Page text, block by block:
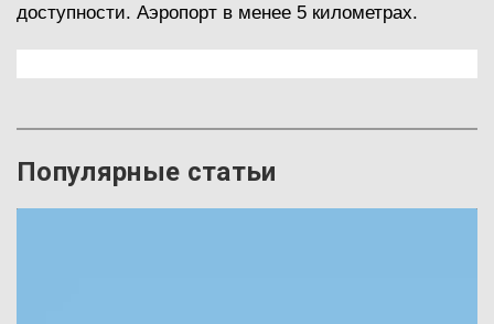
доступности. Аэропорт в менее 5 километрах.
Популярные статьи